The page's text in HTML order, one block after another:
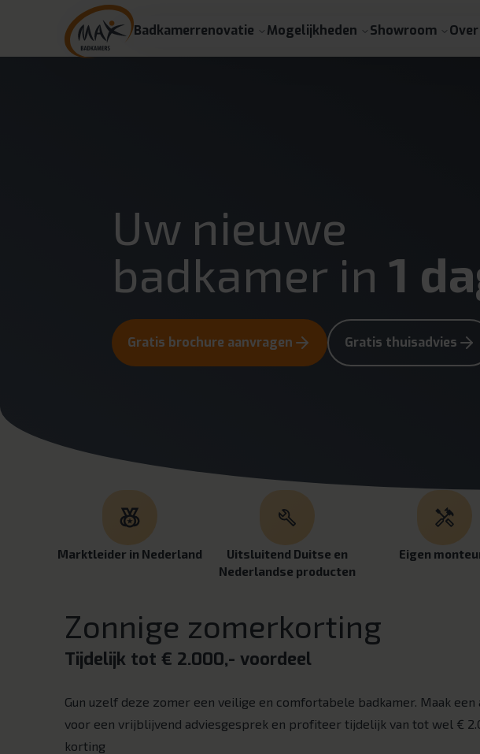
Badkamerrenovatie Mogelijkheden Showroom
Uw nieuwe
badkamer in1
Gratis brochure aanvragen Gratis thuisadvies
Marktleider in Nederland
Uitsluitend Duitse en
Nederlandse producten
Eigen
Zonnige zomerkorting
Tijdelijk tot € 2.000,- voordeel
Gun uzelf deze zomer een veilige en comfortabele badkamer. Maak een
voor een vrijblijvend adviesgesprek en profiteer tijdelijk van tot wel €
korting